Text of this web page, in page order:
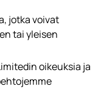
jotka voivat
tai yleisen
oikeuksia ja